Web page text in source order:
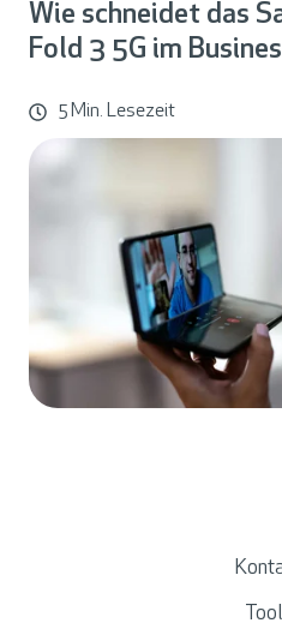
Wie schneidet das
Fold 3 5G im
5 Min. Lesezeit